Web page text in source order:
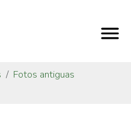
Fotos antiguas